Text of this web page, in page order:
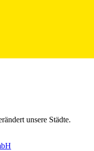
unsere Städte.